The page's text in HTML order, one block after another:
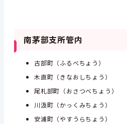
南茅部支所管内
古部町（ふるべちょう）
木直町（きなおしちょう）
尾札部町（おさつべちょう）
川汲町（かっくみちょう）
安浦町（やすうらちょう）